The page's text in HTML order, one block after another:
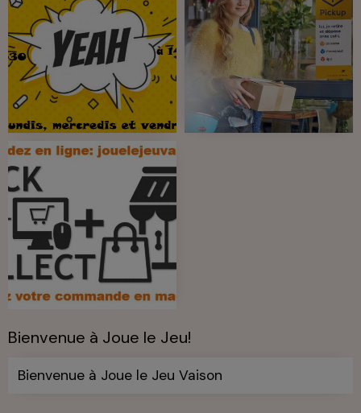
Bienvenue à Joue le Jeu!
Bienvenue à Joue le Jeu Vaison